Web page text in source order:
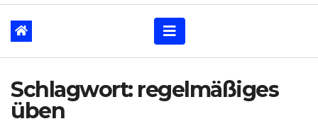
Schlagwort: regelmäßiges
üben